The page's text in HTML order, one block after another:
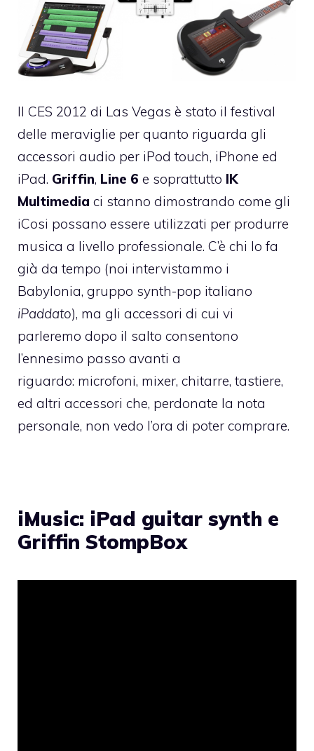
Il CES 2012 di Las Vegas è stato il festival
delle meraviglie per quanto riguarda gli
accessori audio per iPod touch, iPhone ed
iPad. Griffin, Line 6 e soprattutto IK
Multimedia ci stanno dimostrando come gli
iCosi possano essere utilizzati per produrre
musica a livello professionale. C’è chi lo fa
già da tempo (noi intervistammo i
Babylonia, gruppo synth-pop italiano
iPaddato), ma gli accessori di cui vi
parleremo dopo il salto consentono
l’ennesimo passo avanti a
riguardo: microfoni, mixer, chitarre, tastiere,
ed altri accessori che, perdonate la nota
personale, non vedo l’ora di poter comprare.
iMusic: iPad guitar synth e
Griffin StompBox